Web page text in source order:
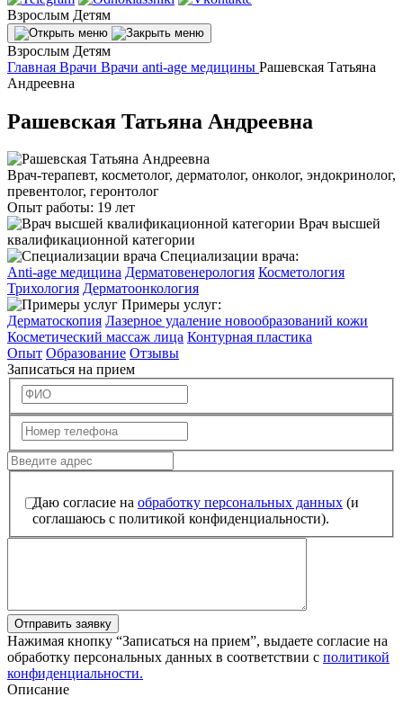
Взрослым Детям
Взрослым Детям
Главная Врачи Врачи anti-age медицины Рашевская Татьяна
Андреевна
Рашевская Татьяна Андреевна
Врач-терапевт, косметолог, дерматолог, онколог, эндокринолог,
превентолог, геронтолог
Опыт работы: 19 лет
Врач высшей
квалификационной категории
Специализации врача:
Anti-age медицина Дерматовенерология Косметология
Трихология Дерматоонкология
Примеры услуг:
Дерматоскопия Лазерное удаление новообразований кожи
Косметический массаж лица Контурная пластика
Опыт Образование Отзывы
Записаться на прием
Даю согласие на обработку персональных данных (и
соглашаюсь с политикой конфиденциальности).
Отправить заявку
Нажимая кнопку “Записаться на прием”, выдаете согласие на
обработку персональных данных в соответствии с политикой
конфиденциальности.
Описание